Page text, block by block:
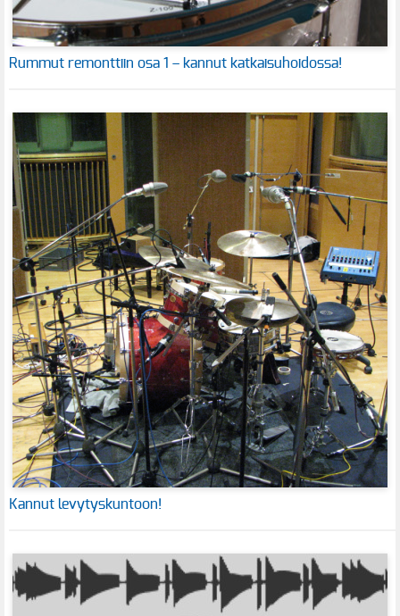
Rummut remonttiin osa 1 – kannut katkaisuhoidossa!
Kannut levytyskuntoon!